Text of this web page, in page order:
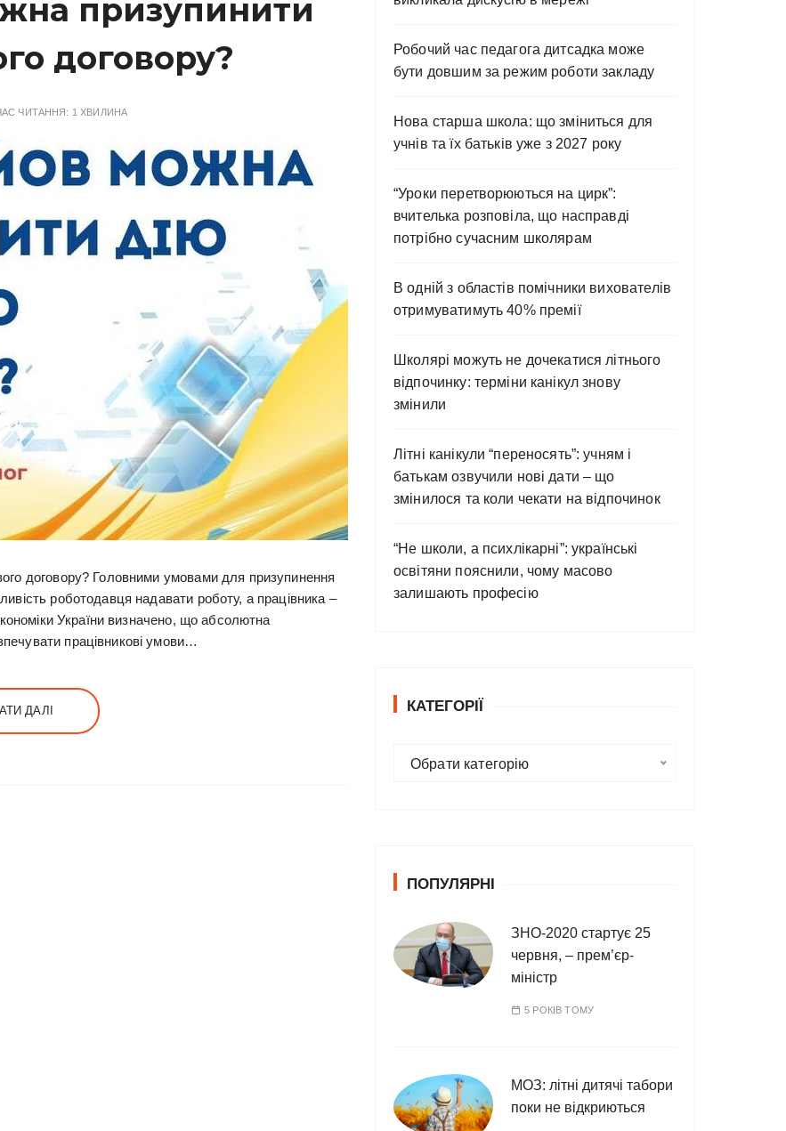
призупинити
договору?
ЧИТАННЯ: 1 ХВИЛИНА
договору? Головними умовами для призупинення
роботодавця надавати роботу, а працівника –
України визначено, що абсолютна
працівникові умови…
ДАЛІ
Робочий час педагога дитсадка може
бути довшим за режим роботи закладу
Нова старша школа: що зміниться для
учнів та їх батьків уже з 2027 року
“Уроки перетворюються на цирк”:
вчителька розповіла, що насправді
потрібно сучасним школярам
В одній з областів помічники вихователів
отримуватимуть 40% премії
Школярі можуть не дочекатися літнього
відпочинку: терміни канікул знову
змінили
Літні канікули “переносять”: учням і
батькам озвучили нові дати – що
змінилося та коли чекати на відпочинок
“Не школи, а психлікарні”: українські
освітяни пояснили, чому масово
залишають професію
КАТЕГОРІЇ
р
Обрати категорію
ПОПУЛЯРНІ
ЗНО-2020 стартує 25
червня, – прем’єр-
міністр
5 РОКІВ ТОМУ
МОЗ: літні дитячі табори
поки не відкриються